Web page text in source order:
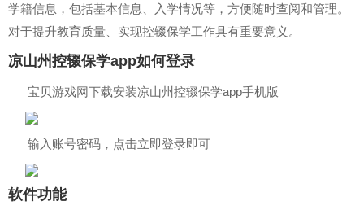
学籍信息，包括基本信息、入学情况等，方便随时查阅和管理。
对于提升教育质量、实现控辍保学工作具有重要意义。
凉山州控辍保学app如何登录
宝贝游戏网下载安装凉山州控辍保学app手机版
输入账号密码，点击立即登录即可
软件功能